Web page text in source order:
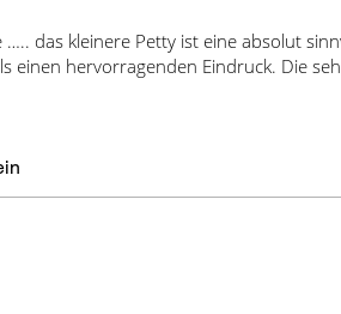
das kleinere Petty ist eine absolut
einen hervorragenden Eindruck. Die